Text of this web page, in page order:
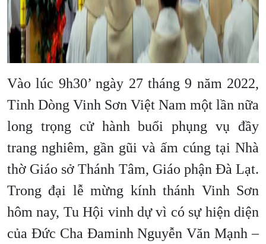
Vào lúc 9h30’ ngày 27 tháng 9 năm 2022,
Tỉnh Dòng Vinh Sơn Việt Nam một lần nữa
long trọng cử hành buổi phụng vụ đầy
trang nghiêm, gần gũi và ấm cúng tại Nhà
thờ Giáo sở Thánh Tâm, Giáo phận Đà Lạt.
Trong đại lễ mừng kính thánh Vinh Sơn
hôm nay, Tu Hội vinh dự vì có sự hiện diện
của Đức Cha Đaminh Nguyễn Văn Mạnh –